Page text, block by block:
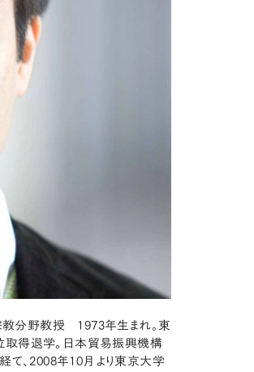
教分野教授 1973年生まれ。東
得退学。日本貿易振興機構
て、2008年10月より東京大学